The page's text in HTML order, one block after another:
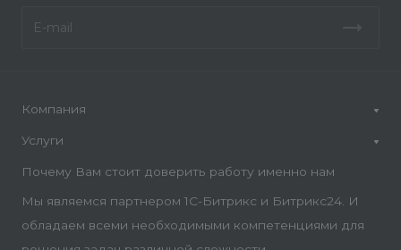
Компания
Услуги
Почему Вам стоит доверить работу именно нам
Мы являемся партнером 1С-Битрикс и Битрикс24. И
обладаем всеми необходимыми компетенциями для